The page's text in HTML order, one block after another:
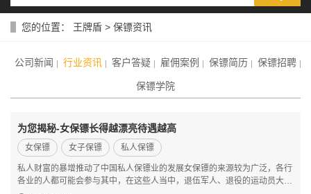
您的位置： 王牌盾 > 保镖资讯
公司新闻 行业资讯 客户答疑 雇佣案例 保镖简历 保镖招聘
保镖学院
为您揭秘-女保镖长得越漂亮待遇越高
女保镖 女子保镖 私人保镖
私人财富的暴增推动了中国私人保镖业的发展女保镖的来源较为广泛，各行
各业的人都可能会参与其中，在这些人当中，退伍军人、退役的运动员大概